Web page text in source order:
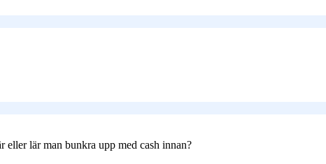
eller lär man bunkra upp med cash innan?